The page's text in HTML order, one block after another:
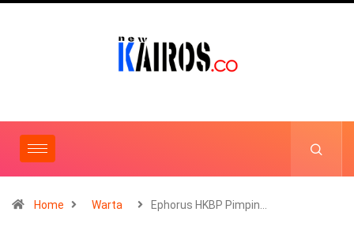
Home Warta Ephorus HKBP Pimpin…